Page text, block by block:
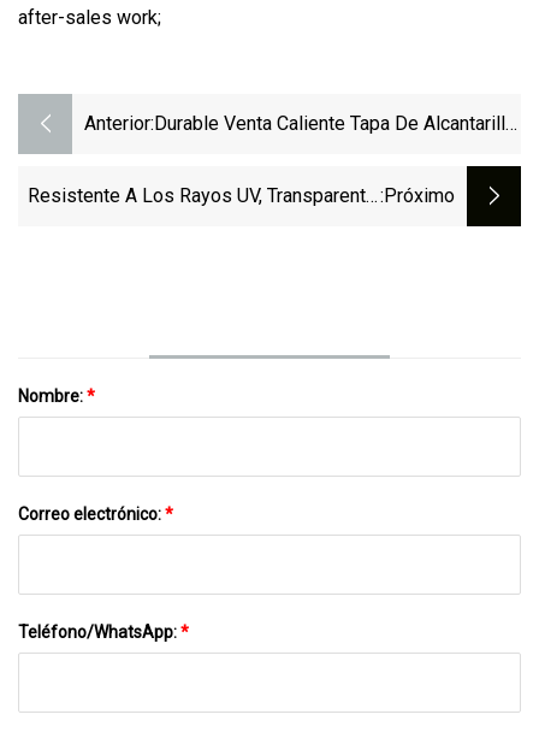
after-sales work;
Anterior:Durable Venta Caliente Tapa De Alcantarilla
Resistente A Los Rayos UV, Transparente,:próximo
Nombre:*
Correo electrónico:*
Teléfono/WhatsApp:*